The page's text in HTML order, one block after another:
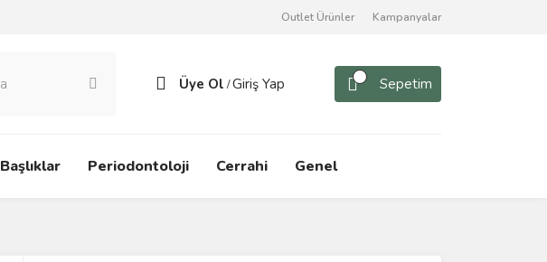
Outlet Ürünler Kampanyalar
Üye Ol /Giriş Yap Sepetim
Başlıklar Periodontoloji Cerrahi Genel